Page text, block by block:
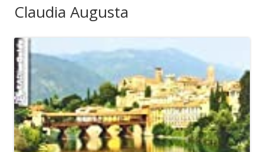
Claudia Augusta